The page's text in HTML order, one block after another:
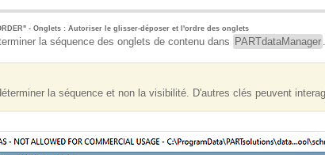
- Onglets : Autoriser le glisser-déposer et l'ordre des onglets
la séquence des onglets de contenu dans PARTdataManager .
la séquence et non la visibilité. D'autres clés peuvent